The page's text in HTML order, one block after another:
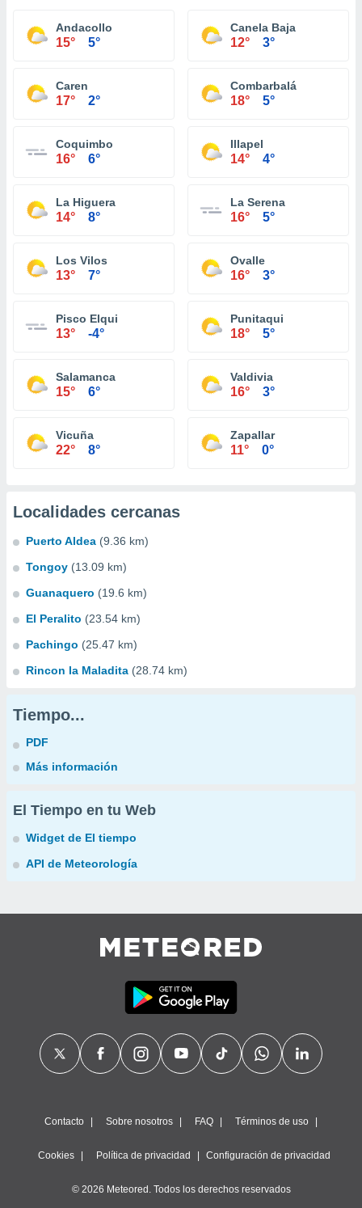
Andacollo
15° 5°
Canela Baja
12° 3°
Caren
17° 2°
Combarbalá
18° 5°
Coquimbo
16° 6°
Illapel
14° 4°
La Higuera
14° 8°
La Serena
16° 5°
Los Vilos
13° 7°
Ovalle
16° 3°
Pisco Elqui
13° -4°
Punitaqui
18° 5°
Salamanca
15° 6°
Valdivia
16° 3°
Vicuña
22° 8°
Zapallar
11° 0°
Localidades cercanas
Puerto Aldea (9.36 km)
Tongoy (13.09 km)
Guanaquero (19.6 km)
El Peralito (23.54 km)
Pachingo (25.47 km)
Rincon la Maladita (28.74 km)
Tiempo...
PDF
Más información
El Tiempo en tu Web
Widget de El tiempo
API de Meteorología
Contacto Sobre nosotros FAQ Términos de uso
Cookies Política de privacidad Configuración de privacidad
© 2026 Meteored. Todos los derechos reservados